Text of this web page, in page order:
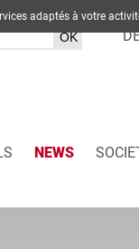
NEWS
services adaptés à